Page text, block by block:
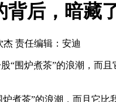
背后，暗藏
杰 责任编辑：安迪
“围炉煮茶”的浪潮，而
煮茶”的浪潮，而且它